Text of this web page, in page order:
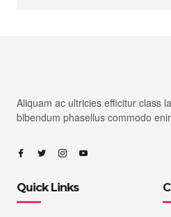
Aliquam ac ultricies efficitur class
bibendum phasellus commodo
Quick Links